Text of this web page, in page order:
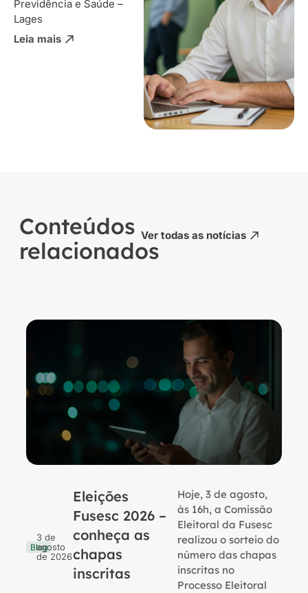
Previdência e Saúde –
Lages
Leia mais
Conteúdos
relacionados
Ver todas as notícias
Blog
3 de
agosto
de 2026
Eleições
Fusesc 2026 –
conheça as
chapas
inscritas
Hoje, 3 de agosto,
às 16h, a Comissão
Eleitoral da Fusesc
realizou o sorteio do
número das chapas
inscritas no
Processo Eleitoral